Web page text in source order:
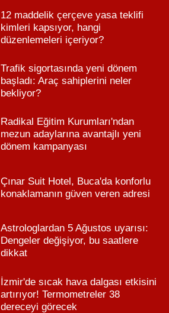
12 maddelik çerçeve yasa teklifi
kimleri kapsıyor, hangi
düzenlemeleri içeriyor?
Trafik sigortasında yeni dönem
başladı: Araç sahiplerini neler
bekliyor?
Radikal Eğitim Kurumları'ndan
mezun adaylarına avantajlı yeni
dönem kampanyası
Çınar Suit Hotel, Buca'da konforlu
konaklamanın güven veren adresi
Astrologlardan 5 Ağustos uyarısı:
Dengeler değişiyor, bu saatlere
dikkat
İzmir'de sıcak hava dalgası etkisini
artırıyor! Termometreler 38
dereceyi görecek